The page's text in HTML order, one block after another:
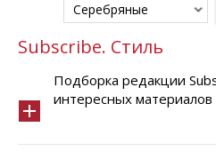
Серебряные
Subscribe. Стиль
Подборка редакции
интересных